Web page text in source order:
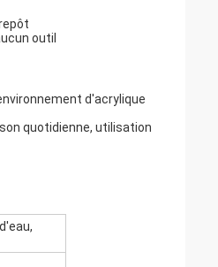
outil
d'acrylique
quotidienne, utilisation